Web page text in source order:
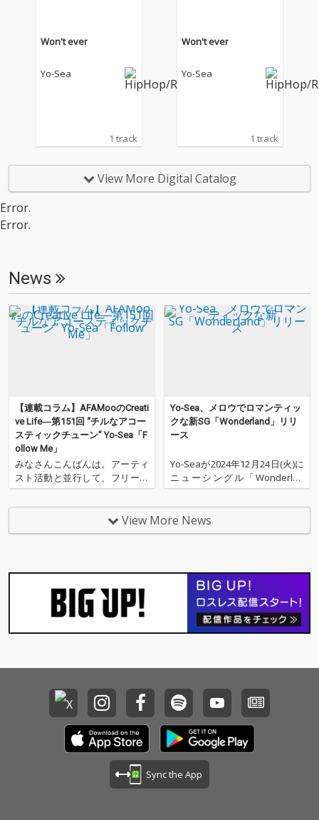
Won't ever
Yo-Sea
1 track
Won't ever
Yo-Sea
1 track
View More Digital Catalog
Error.
Error.
News
【連載コラム】AFAMooのCreati
ve Life―第151回 “チルなアコー
スティックチューン” Yo-Sea「F
ollow Me」
みなさんこんばんは。アーティ
スト活動と並行して、フリーラ
イターとしてOTOTOYでニュー
ス記事を書いているAFAMooと
申します。今回も毎週更新中の
Spotifyプレイリスト「Tokyo C
Yo-Sea、メロウでロマンティッ
クな新SG「Wonderland」リリ
ース
Yo-Seaが2024年12月24日(火)に
ニューシングル「Wonderlan
d」をリリースした。 クリスマ
スイヴに合わせて配信された本
作。冬の切なさを思い起こさせ
るメロウなトラック、Yo-Seaの
View More News
Sync the App